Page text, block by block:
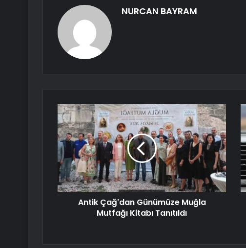
NURCAN BAYRAM
Antik Çağ'dan Günümüze Muğla
Mutfağı Kitabı Tanıtıldı